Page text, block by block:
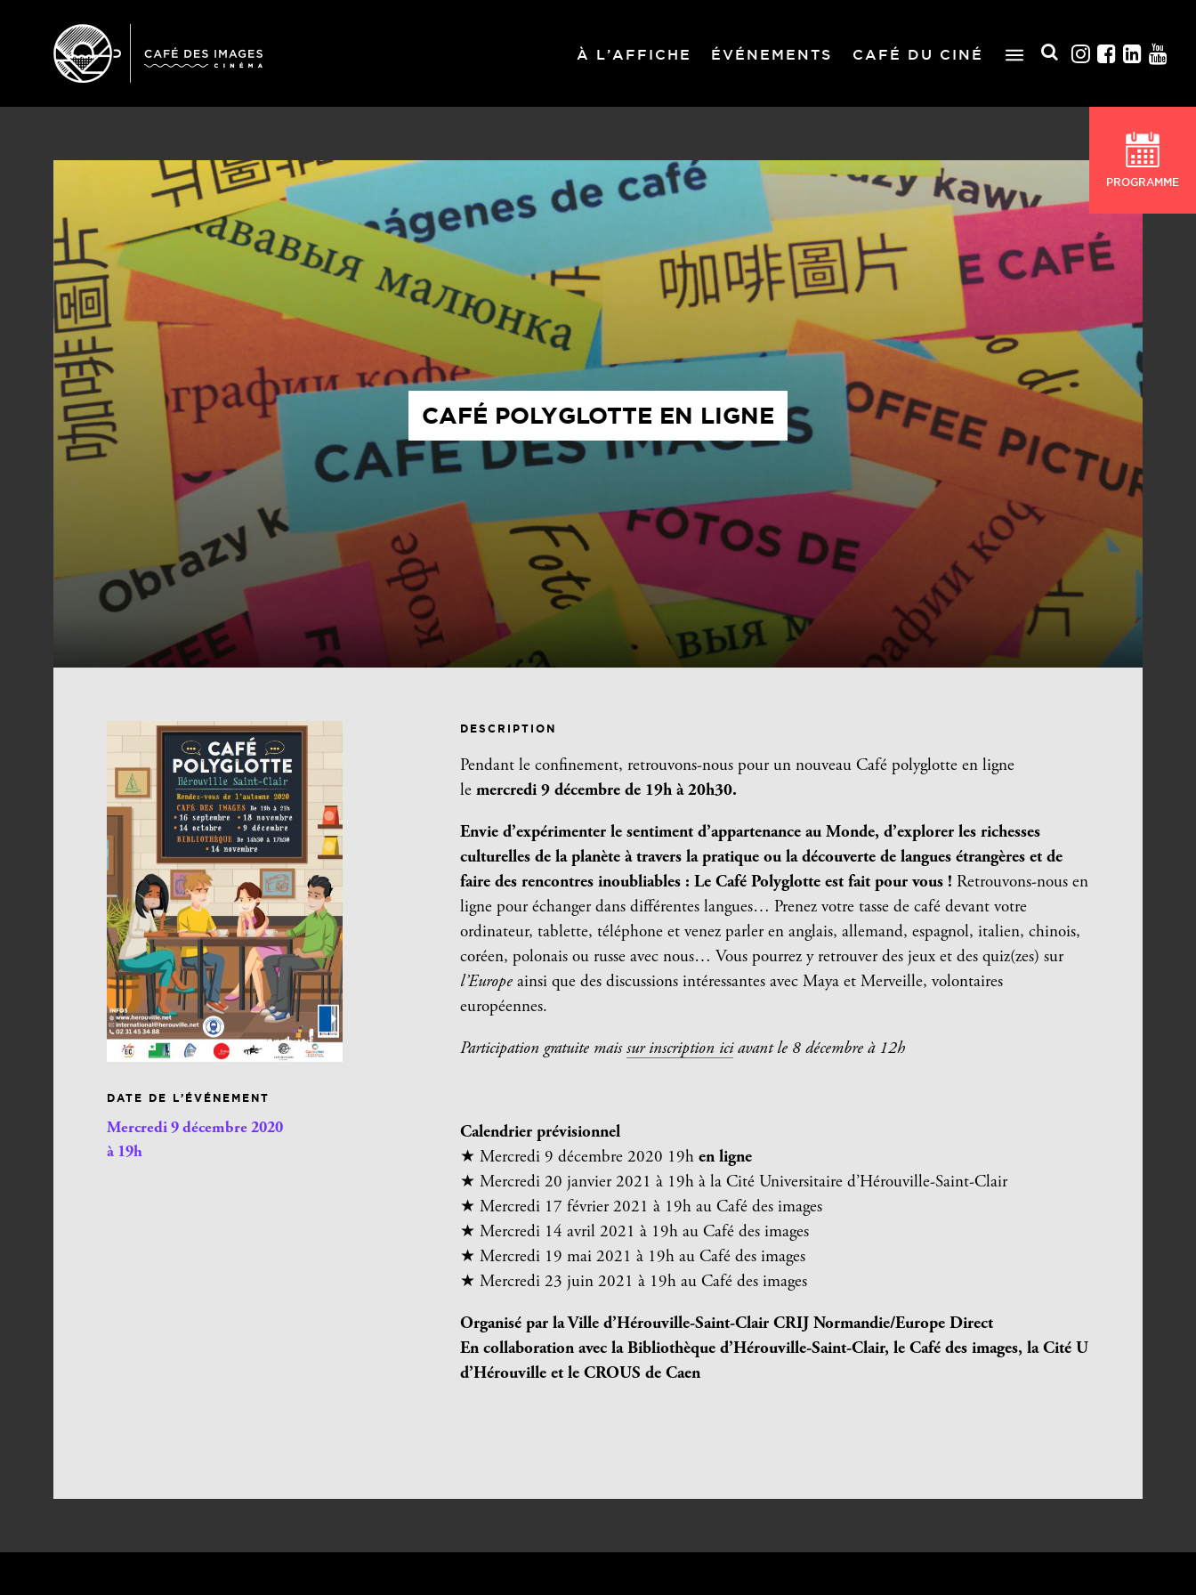
À L’AFFICHE ÉVÉNEMENTS CAFÉ DU CINÉ
PROGRAMME
CAFÉ POLYGLOTTE EN LIGNE
DATE DE L’ÉVÉNEMENT
Mercredi 9 décembre 2020
à 19h
DESCRIPTION
Pendant le confinement, retrouvons-nous pour un nouveau Café polyglotte en ligne
lemercredi 9 décembre de 19h à 20h30.
Envie d’expérimenter le sentiment d’appartenance au Monde, d’explorer les richesses
culturelles de la planète à travers la pratique ou la découverte de langues étrangères et de
faire des rencontres inoubliables : Le Café Polyglotte est fait pour vous ! Retrouvons-nous en
ligne pour échanger dans différentes langues… Prenez votre tasse de café devant votre
ordinateur, tablette, téléphone et venez parler en anglais, allemand, espagnol, italien, chinois,
coréen, polonais ou russe avec nous… Vous pourrez y retrouver des jeux et des quiz(zes) sur
l’Europe ainsi que des discussions intéressantes avec Maya et Merveille, volontaires
européennes.
Participation gratuite maissur inscription iciavant le 8 décembre à 12h
Calendrier prévisionnel
★ Mercredi 9 décembre 2020 19hen ligne
★ Mercredi 20 janvier 2021 à 19h à la Cité Universitaire d’Hérouville-Saint-Clair
★ Mercredi 17 février 2021 à 19h au Café des images
★ Mercredi 14 avril 2021 à 19h au Café des images
★ Mercredi 19 mai 2021 à 19h au Café des images
★ Mercredi 23 juin 2021 à 19h au Café des images
Organisé par la Ville d’Hérouville-Saint-ClairCRIJ Normandie/Europe Direct
En collaboration avec la Bibliothèque d’Hérouville-Saint-Clair, le Café des images, la Cité U
d’Hérouville et le CROUS de Caen